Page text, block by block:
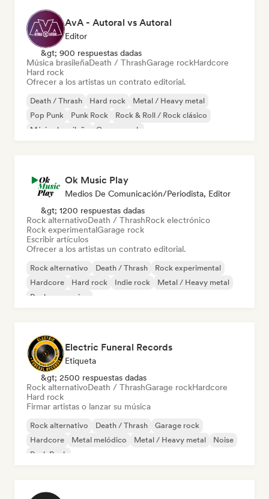
AvA - Autoral vs Autoral
Editor
&gt; 900 respuestas dadas
Música brasileñaDeath / ThrashGarage rockHardcore
Hard rock
Ofrecer a los artistas un contrato editorial.
Death / Thrash Hard rock
Metal / Heavy metal
Pop Punk
Punk Rock
Rock & Roll / Rock clásico
Música brasileña
Garage rock
Ok Music Play
Medios De Comunicación/Periodista, Editor
&gt; 1200 respuestas dadas
Rock alternativoDeath / ThrashRock electrónico
Rock experimentalGarage rock
Escribir artículos
Ofrecer a los artistas un contrato editorial.
Rock alternativo Death / Thrash
Rock experimental
Hardcore
Hard rock Indie rock
Metal / Heavy metal
Rock progresivo
Electric Funeral Records
Etiqueta
&gt; 2500 respuestas dadas
Rock alternativoDeath / ThrashGarage rockHardcore
Hard rock
Firmar artistas o lanzar su música
Rock alternativo Death / Thrash
Garage rock
Hardcore
Metal melódico Metal / Heavy metal
Noise
Punk Rock